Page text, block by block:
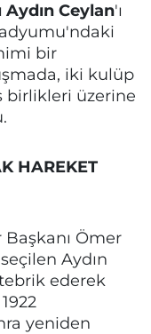
Ceylan'ı
bir
iki kulüp
birlikleri üzerine
HAREKET
Ömer
Aydın
ederek
yeniden